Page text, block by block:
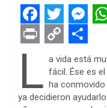
F
a
e
T
w
t
M
e
s
s
h
a
t
P
i
C
o
p
S
h
a
L a vida está
fácil. Ése es
ha
ya decidieron